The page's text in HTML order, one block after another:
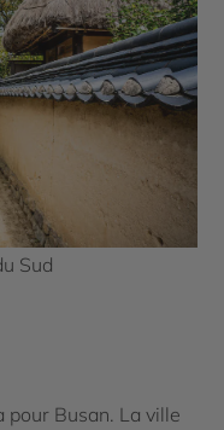
Sud
Busan. La ville